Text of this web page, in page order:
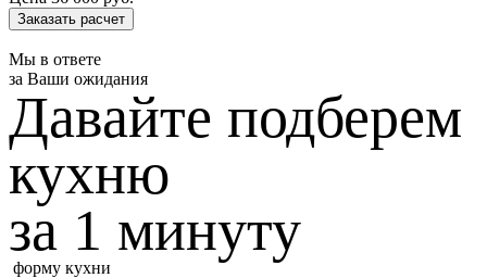
Заказать расчет
Мы в ответе
за Ваши ожидания
Давайте подберем
кухню
за 1 минуту
форму кухни